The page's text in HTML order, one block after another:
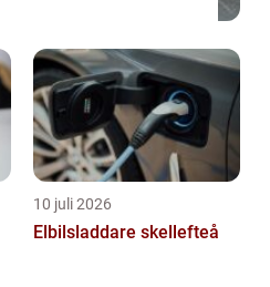
10 juli 2026
Elbilsladdare skellefteå